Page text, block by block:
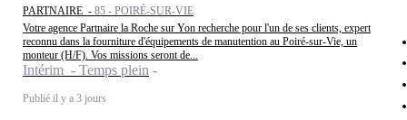
PARTNAIRE - 85 - POIRÉ-SUR-VIE
Votre agence Partnaire la Roche sur Yon recherche pour l'un de ses clients, expert
reconnu dans la fourniture d'équipements de manutention au Poiré-sur-Vie, un
monteur (H/F). Vos missions seront de...
Intérim - Temps plein
Publié il y a 3 jours